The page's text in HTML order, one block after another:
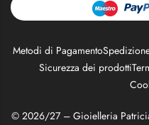
Metodi di Pagamento
Sicurezza dei prodotti
© 2026/27 – Gioielleria